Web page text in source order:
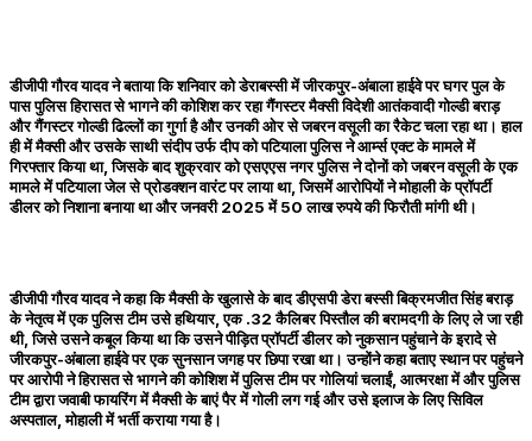
डीजीपी गौरव यादव ने बताया कि शनिवार को डेराबस्सी में जीरकपुर-अंबाला हाईवे पर घगर पुल के
पास पुलिस हिरासत से भागने की कोशिश कर रहा गैंगस्टर मैक्सी विदेशी आतंकवादी गोल्डी बराड़
और गैंगस्टर गोल्डी ढिल्लों का गुर्गा है और उनकी ओर से जबरन वसूली का रैकेट चला रहा था। हाल
ही में मैक्सी और उसके साथी संदीप उर्फ दीप को पटियाला पुलिस ने आर्म्स एक्ट के मामले में
गिरफ्तार किया था, जिसके बाद शुक्रवार को एसएएस नगर पुलिस ने दोनों को जबरन वसूली के एक
मामले में पटियाला जेल से प्रोडक्शन वारंट पर लाया था, जिसमें आरोपियों ने मोहाली के प्रॉपर्टी
डीलर को निशाना बनाया था और जनवरी 2025 में 50 लाख रुपये की फिरौती मांगी थी।
डीजीपी गौरव यादव ने कहा कि मैक्सी के खुलासे के बाद डीएसपी डेरा बस्सी बिक्रमजीत सिंह बराड़
के नेतृत्व में एक पुलिस टीम उसे हथियार, एक .32 कैलिबर पिस्तौल की बरामदगी के लिए ले जा रही
थी, जिसे उसने कबूल किया था कि उसने पीड़ित प्रॉपर्टी डीलर को नुकसान पहुंचाने के इरादे से
जीरकपुर-अंबाला हाईवे पर एक सुनसान जगह पर छिपा रखा था। उन्होंने कहा बताए स्थान पर पहुंचने
पर आरोपी ने हिरासत से भागने की कोशिश में पुलिस टीम पर गोलियां चलाईं, आत्मरक्षा में और पुलिस
टीम द्वारा जवाबी फायरिंग में मैक्सी के बाएं पैर में गोली लग गई और उसे इलाज के लिए सिविल
अस्पताल, मोहाली में भर्ती कराया गया है।